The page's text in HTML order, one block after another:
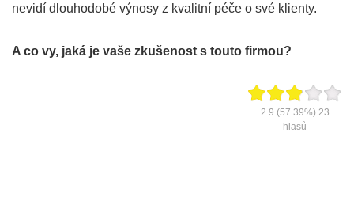
nevidí dlouhodobé výnosy z kvalitní péče o své klienty.
A co vy, jaká je vaše zkušenost s touto firmou?
2.9 (57.39%) 23
hlasů